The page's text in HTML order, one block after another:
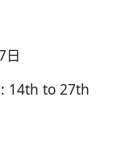
日
14th to 27th